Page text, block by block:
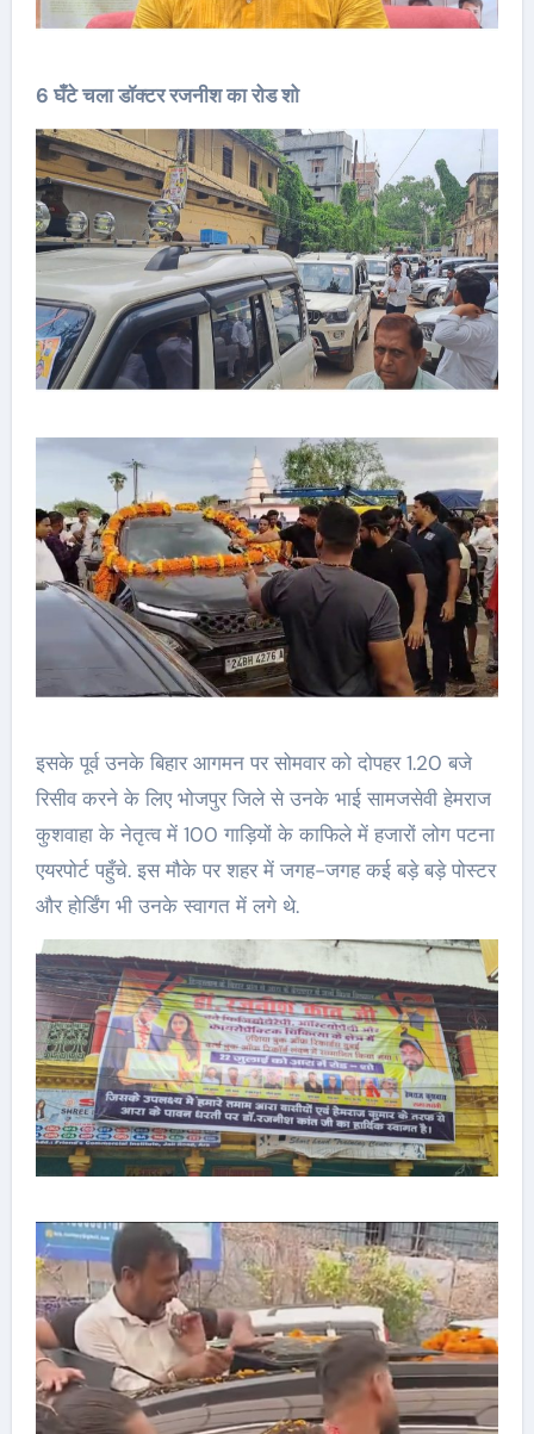
6 घँटे चला डॉक्टर रजनीश का रोड शो
इसके पूर्व उनके बिहार आगमन पर सोमवार को दोपहर 1.20 बजे
रिसीव करने के लिए भोजपुर जिले से उनके भाई सामजसेवी हेमराज
कुशवाहा के नेतृत्व में 100 गाड़ियों के काफिले में हजारों लोग पटना
एयरपोर्ट पहुँचे. इस मौके पर शहर में जगह-जगह कई बड़े बड़े पोस्टर
और होर्डिंग भी उनके स्वागत में लगे थे.